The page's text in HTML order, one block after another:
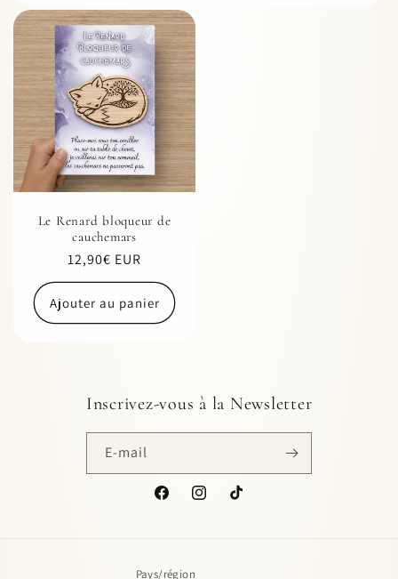
Le Renard bloqueur de
cauchemars
Prix
habituel
12,90€ EUR
Ajouter au panier
Inscrivez-vous à la Newsletter
E-mail
FacebookInstagramTikTok
Pays/région